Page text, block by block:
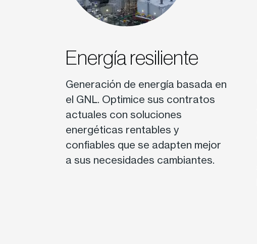
Energía resiliente
Generación de energía basada en
el GNL. Optimice sus contratos
actuales con soluciones
energéticas rentables y
confiables que se adapten mejor
a sus necesidades cambiantes.